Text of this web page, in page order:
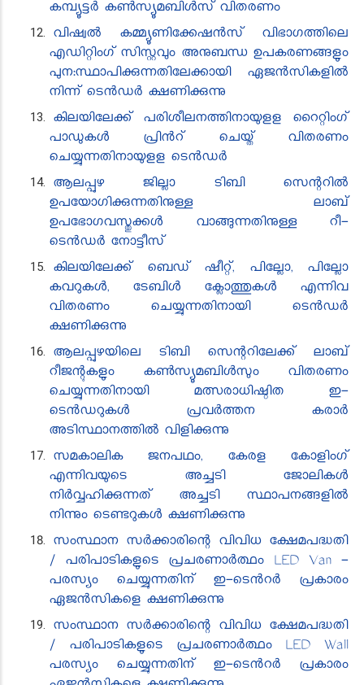
കമ്പ്യൂട്ടർ കൺസ്യൂ​മബിൾസ് വിതരണം
വിഷ്വൽ കമ്മ്യൂണിക്കേഷൻസ് വിഭാഗത്തിലെ
എഡിറ്റിംഗ് സിസ്റ്റവും അനുബന്ധ ഉപകരണങ്ങളും
പുന:സ്ഥാപിക്കുന്നതിലേക്കായി ഏജൻ‍സികളിൽ
നിന്ന് ടെൻ‍ഡർ ​ക്ഷണിക്കുന്നു
കിലയിലേക്ക് പരിശീലനത്തിനായുളള ​റൈറ്റിംഗ്
പാഡുകൾ പ്രിൻ‍റ് ചെയ്ത് വിതരണം
ചെയ്യുന്നതിനായുളള ടെൻ‍ഡർ
ആലപ്പുഴ ജില്ലാ ടിബി സെന്ററിൽ
ഉപയോഗിക്കുന്നതിനുള്ള ലാബ്
ഉപഭോഗവസ്തുക്കൾ വാങ്ങുന്നതിനുള്ള റീ-
ടെൻഡർ നോട്ടീസ്
കിലയിലേക്ക് ബെഡ് ഷീറ്റ്, പില്ലോ, പില്ലോ
കവറുകൾ, ടേബിൾ ക്ലോത്തുകൾ എന്നിവ
വിതരണം ചെയ്യുന്നതിനായി ടെൻ‍ഡർ
ക്ഷണിക്കുന്നു
ആലപ്പുഴയിലെ ടിബി സെന്ററിലേക്ക് ലാബ്
റീജന്റുകളും കൺസ്യൂമബിൾസും വിതരണം
ചെയ്യുന്നതിനായി മത്സരാധിഷ്ഠിത ഇ-
ടെൻഡറുകൾ പ്രവർത്തന കരാർ
അടിസ്ഥാനത്തിൽ വിളിക്കുന്നു
സമ​കാലിക ജനപഥം, കേരള കോളിംഗ്
എന്നിവയുടെ അച്ചടി ജോലികൾ
നിർവ്വഹിക്കുന്നത് അച്ചടി സ്ഥാപനങ്ങളിൽ
നിന്നും ടെണ്ടറുകൾ ക്ഷണിക്കുന്നു
സംസ്ഥാന സർക്കാരി​ന്റെ വിവിധ ക്ഷേമപദ്ധതി
/ പരിപാടികളുടെ പ്രചരണാർത്ഥം LED Van -
പരസ്യം ചെയ്യുന്നതിന് ഇ-​ടെൻ‍റർ പ്രകാരം
ഏജൻ‍സികളെ ക്ഷണിക്കുന്നു
സംസ്ഥാന സർക്കാരി​ന്റെ വിവിധ ക്ഷേമപദ്ധതി
/ പരിപാടികളുടെ പ്രചരണാർത്ഥം LED Wall
പരസ്യം ചെയ്യുന്നതിന് ഇ-​ടെൻ‍റർ പ്രകാരം